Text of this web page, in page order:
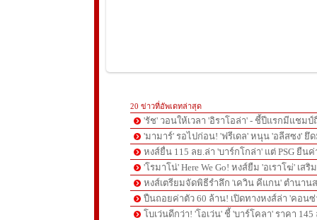
20 ข่าวที่อัพเดทล่าสุด
'รัช' วอนให้เวลา 'อิราโอล่า' - ชี้ปีแรกมีแชมป์
'มามาร์' รอไปก่อน! 'ฟรีเดล' หนุน 'อลีสซง' ยึ
หงส์ยื่น 115 ลย.ล่า 'บาร์กโกล่า' แต่ PSG ยืนค่
'โรมาโน่' Here We Go! หงส์ยืม 'อเราโฆ่' เสริ
หงส์เตรียมจัดพิธีรำลึก 'เควิน คีแกน' ตำนาน
ปืนถอยค่าตัว 60 ล้าน! เปิดทางหงส์ล่า 'คอนซ่
โบเว่นดีกว่า! 'โอเว่น' ชี้ 'บาร์โคลา' ราคา